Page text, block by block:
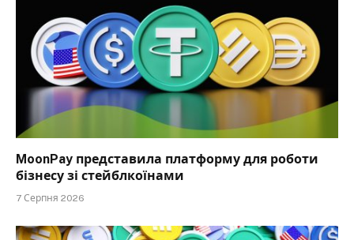
MoonPay представила платформу для роботи
бізнесу зі стейблкоїнами
7 Серпня 2026